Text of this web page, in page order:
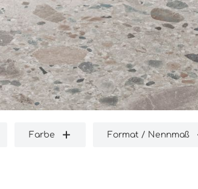
Farbe Format / Nennmaß